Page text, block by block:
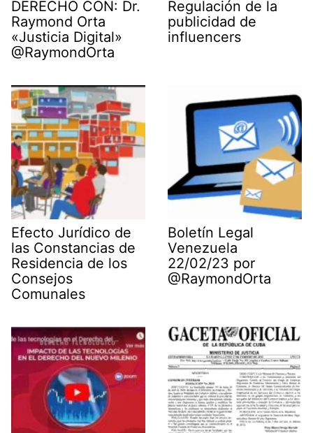
DERECHO CON: Dr.
Raymond Orta
«Justicia Digital»
@RaymondOrta
Regulación de la
publicidad de
influencers
Efecto Jurídico de
las Constancias de
Residencia de los
Consejos
Comunales
Boletín Legal
Venezuela
22/02/23 por
@RaymondOrta